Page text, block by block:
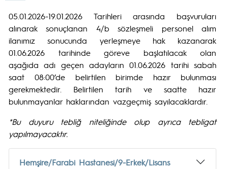
05.01.2026-19.01.2026 Tarihleri arasında başvuruları
alınarak sonuçlanan 4/b sözleşmeli personel alım
ilanımız sonucunda yerleşmeye hak kazanarak
01.06.2026 tarihinde göreve başlatılacak olan
aşağıda adı geçen adayların 01.06.2026 tarihi sabah
saat 08:00’de belirtilen birimde hazır bulunması
gerekmektedir. Belirtilen tarih ve saatte hazır
bulunmayanlar haklarından vazgeçmiş sayılacaklardır.
*Bu duyuru tebliğ niteliğinde olup ayrıca tebligat
yapılmayacaktır.
Hemşire/Farabi Hastanesi/9-Erkek/Lisans